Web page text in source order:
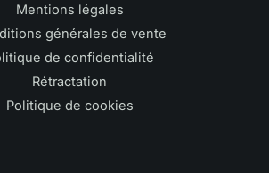
Mentions légales
générales de vente
de confidentialité
Rétractation
Politique de cookies